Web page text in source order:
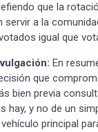
que la
a la
igual que
En
que
bien previa
hay, y no de un
principal